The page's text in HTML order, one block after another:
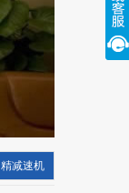
精减速机